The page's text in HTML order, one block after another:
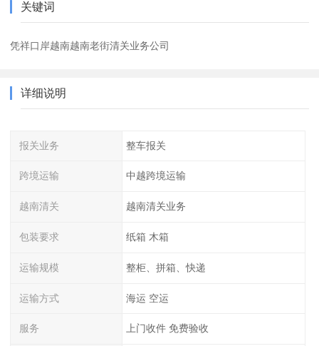
关键词
凭祥口岸越南越南老街清关业务公司
详细说明
报关业务 整车报关
跨境运输 中越跨境运输
越南清关 越南清关业务
包装要求 纸箱 木箱
运输规模 整柜、拼箱、快递
运输方式 海运 空运
服务 上门收件 免费验收